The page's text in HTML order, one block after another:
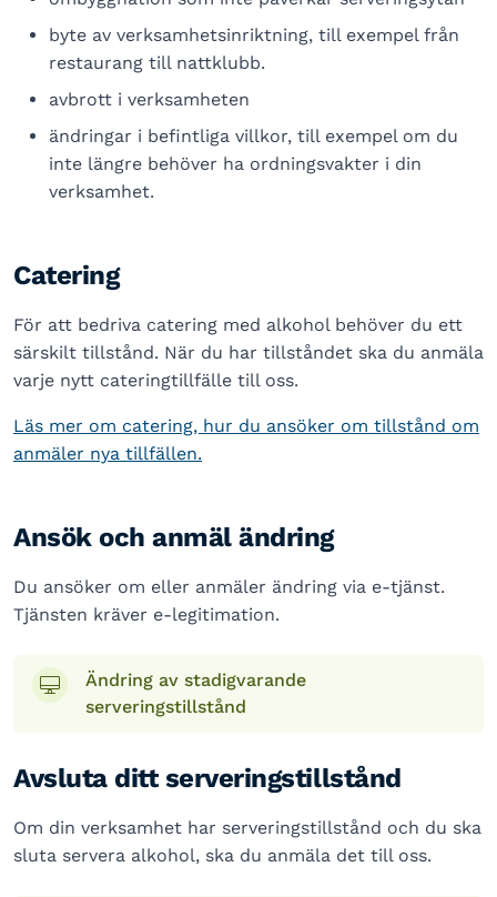
byte av verksamhetsinriktning, till exempel från
restaurang till nattklubb.
avbrott i verksamheten
ändringar i befintliga villkor, till exempel om du
inte längre behöver ha ordningsvakter i din
verksamhet.
Catering
För att bedriva catering med alkohol behöver du ett
särskilt tillstånd. När du har tillståndet ska du anmäla
varje nytt cateringtillfälle till oss.
Läs mer om catering, hur du ansöker om tillstånd om
anmäler nya tillfällen.
Ansök och anmäl ändring
Du ansöker om eller anmäler ändring via e-tjänst.
Tjänsten kräver e-legitimation.
Ändring av stadigvarande
serveringstillstånd
Avsluta ditt serveringstillstånd
Om din verksamhet har serveringstillstånd och du ska
sluta servera alkohol, ska du anmäla det till oss.